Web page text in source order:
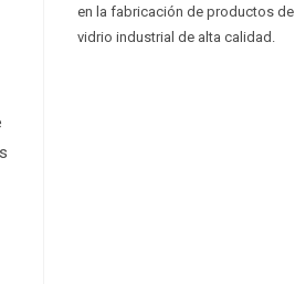
en la fabricación de productos de
vidrio industrial de alta calidad.